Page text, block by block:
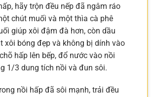
hãy trộn đều nếp đã ngâm ráo
chút muối và một thìa cà phê
giúp xôi đậm đà hơn, còn dầu
xôi bóng đẹp và không bị dính vào
hấp lên bếp, đổ nước vào nồi
1/3 dung tích nồi và đun sôi.
nồi hấp đã sôi mạnh, trải đều